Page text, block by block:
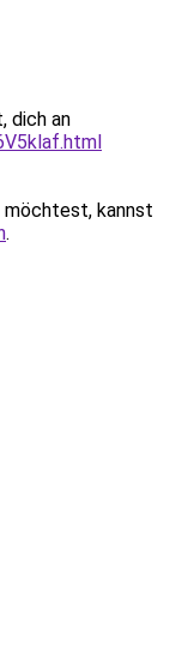
dich an
möchtest, kannst
.